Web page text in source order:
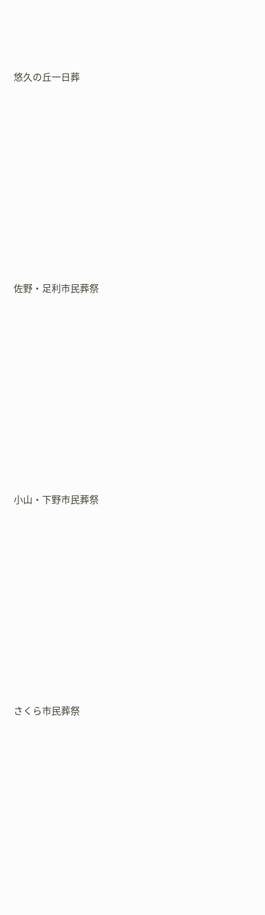
悠久の丘一日葬
佐野・足利市民葬祭
小山・下野市民葬祭
さくら市民葬祭